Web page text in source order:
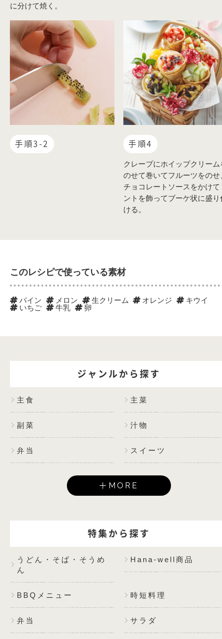
に分けて焼く。
手順3-2 手順4
クレープにホイップクリーム
のせて巻いてフルーツをのせ
チョコレートソースをかけて
ントを飾ってブーケ状に盛り
ける。
このレシピで使っている素材
パイン メロン 生クリーム オレンジ
キウイ
いちご
牛乳 卵
ジャンルから探す
主食 主菜
副菜 汁物
弁当 スイーツ
MORE
特集から探す
うどん・そば・そうめ
ん
Hana-well商品
BBQメニュー 時短料理
弁当 サラダ